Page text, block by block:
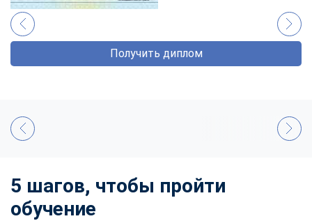
Получить диплом
5 шагов, чтобы пройти
обучение